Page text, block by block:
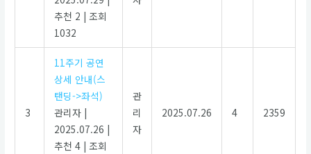
추천 2 | 조회
1032
3
11주기 공연
상세 안내(스
탠딩->좌석)
관리자 |
2025.07.26 |
추천 4 | 조회
관
리
자
2025.07.26 4 2359